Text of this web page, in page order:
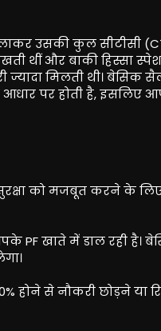
उसकी कुल सीटीसी
थीं और बाकी हिस्सा
मिलती थी। बेसिक
पर होती है, इसलिए
को मजबूत करने के
PF खाते में डाल रही है।
होने से नौकरी छोड़ने या